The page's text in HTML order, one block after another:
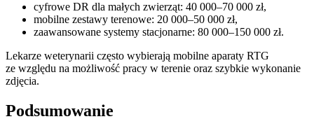
cyfrowe DR dla małych zwierząt: 40 000–70 000 zł,
mobilne zestawy terenowe: 20 000–50 000 zł,
zaawansowane systemy stacjonarne: 80 000–150 000 zł.
Lekarze weterynarii często wybierają mobilne aparaty RTG
ze względu na możliwość pracy w terenie oraz szybkie wykonanie
zdjęcia.
Podsumowanie